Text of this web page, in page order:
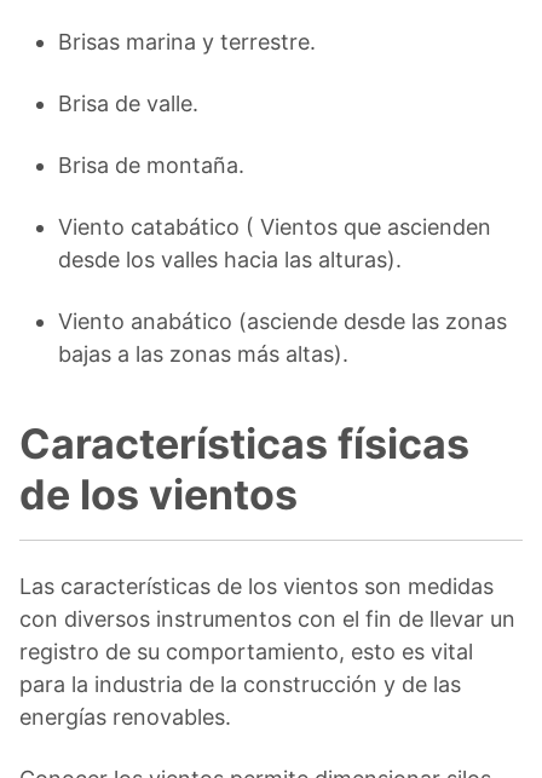
Brisas marina y terrestre.
Brisa de valle.
Brisa de montaña.
Viento catabático ( Vientos que ascienden
desde los valles hacia las alturas).
Viento anabático (asciende desde las zonas
bajas a las zonas más altas).
Características físicas
de los vientos
Las características de los vientos son medidas
con diversos instrumentos con el fin de llevar un
registro de su comportamiento, esto es vital
para la industria de la construcción y de las
energías renovables.